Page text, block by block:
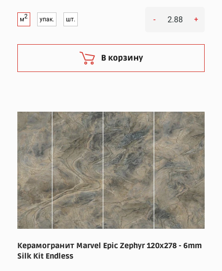
м2 упак. шт. - +
В корзину
Керамогранит Marvel Epic Zephyr 120x278 - 6mm
Silk Kit Endless